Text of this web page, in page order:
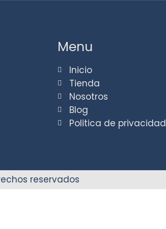
Menu
Inicio
Tienda
Nosotros
Blog
Politica de privacidad
reservados